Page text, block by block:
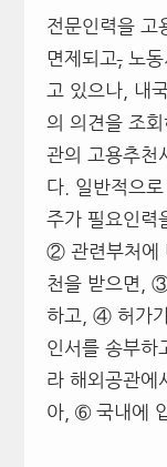
전문인력을 고
면제되고,노동
고 있으나, 내
의 의견을 조
관의 고용추천
다. 일반적으
주가 필요인력
② 관련부처에
천을 받으면,
하고, ④ 허가
인서를 송부
라 해외공관에
아, ➅ 국내에